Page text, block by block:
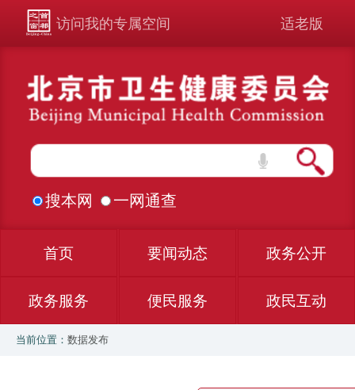
访问我的专属空间 适老版
搜本网 一网通查
首页 要闻动态 政务公开
政务服务 便民服务 政民互动
当前位置： 数据发布